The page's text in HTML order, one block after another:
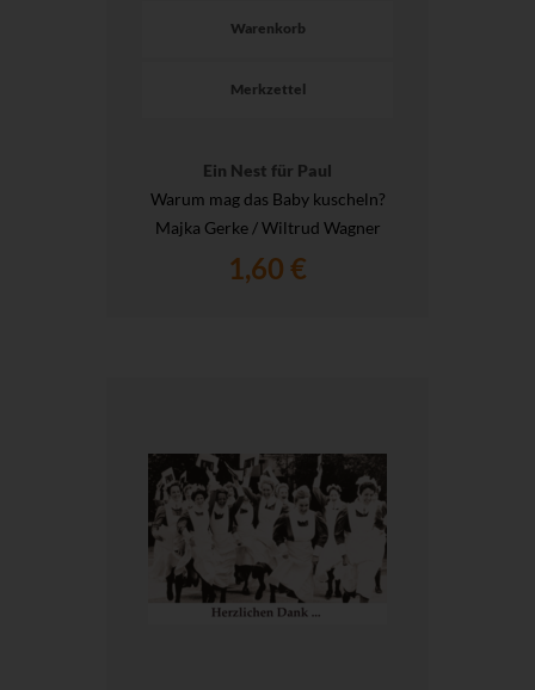
Warenkorb
Merkzettel
Ein Nest für Paul
Warum mag das Baby kuscheln?
Majka Gerke / Wiltrud Wagner
1,60 €